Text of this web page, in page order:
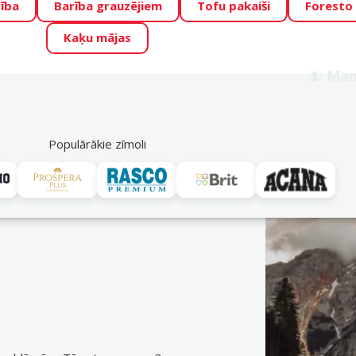
Zoo piedāvā lieliskas cenas mīluļu TOP barībām! 🍖 →
ŪSAIŅI”! Varbūt tieši Tavs mīlulis būs 2027. gada
Barība grauzējiem Tofu pakaiši
Foresto
Kaķu mājas
Populārākie zīmoli
Akciju piedāvājumi
Ontario
ērti DinoZoo e-veikalā jau tagad! Bezmaksas piegāde no